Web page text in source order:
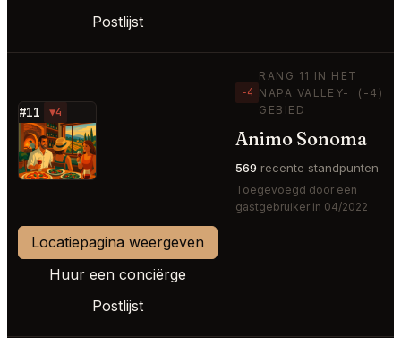
Postlijst
#11 ▼4
⭐
−4
RANG 11 IN HET
NAPA VALLEY-
GEBIED
(-4)
Animo Sonoma
569 recente standpunten
Toegevoegd door een
gastgebruiker in 04/2022
Locatiepagina weergeven
Huur een conciërge
Postlijst